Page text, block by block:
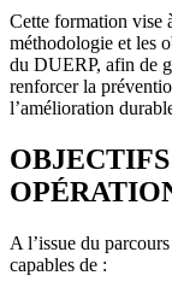
Cette formation vise
méthodologie et les
du DUERP, afin de
renforcer la
l’amélioration
A l’issue du
capables de :